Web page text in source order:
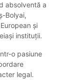
absolventă a
Bolyai,
și
instituții.
o pasiune
legal.